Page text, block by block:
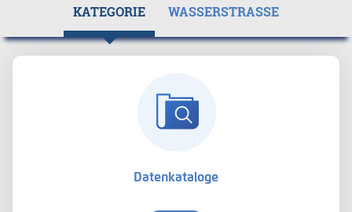
KATEGORIE WASSERSTRASSE
Datenkataloge